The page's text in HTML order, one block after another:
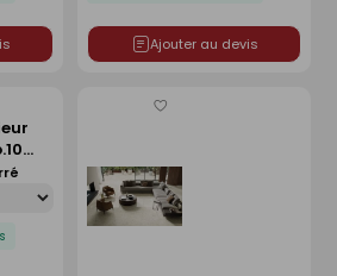
Ajouter au devis
Enregistrer